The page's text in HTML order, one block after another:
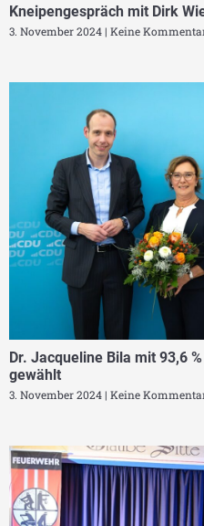
Kneipengespräch mit Dirk
3. November 2024 Keine
Dr. Jacqueline Bila mit 93,6
gewählt
3. November 2024 Keine